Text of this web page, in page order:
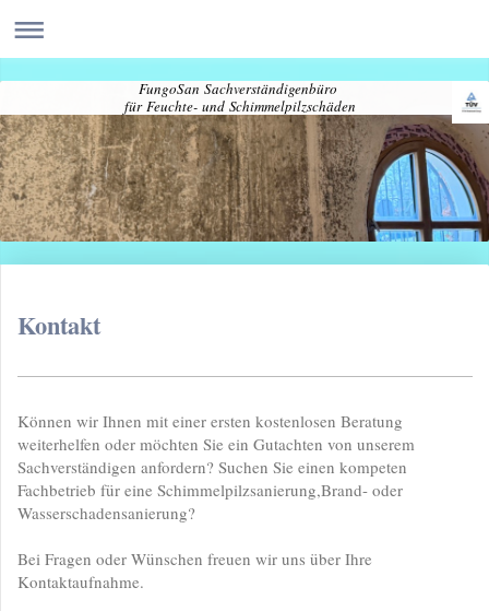
FungoSan Sachverständigenbüro
für Feuchte- und Schimmelpilzschäden
Kontakt
Können wir Ihnen mit einer ersten kostenlosen Beratung
weiterhelfen oder möchten Sie ein Gutachten von unserem
Sachverständigen anfordern? Suchen Sie einen kompeten
Fachbetrieb für eine Schimmelpilzsanierung,Brand- oder
Wasserschadensanierung?
Bei Fragen oder Wünschen freuen wir uns über Ihre
Kontaktaufnahme.